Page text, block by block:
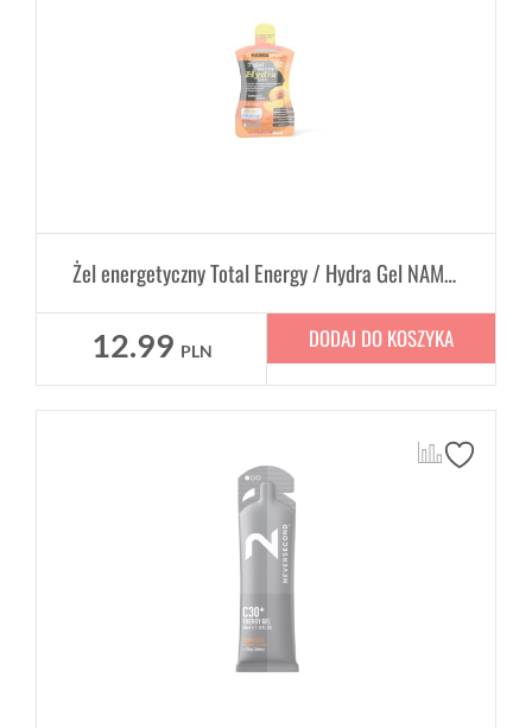
Żel energetyczny Total Energy / Hydra Gel NAMEDSPORT 50ml - cytryna, brzoskwinia
12.99 PLN DODAJ DO KOSZYKA